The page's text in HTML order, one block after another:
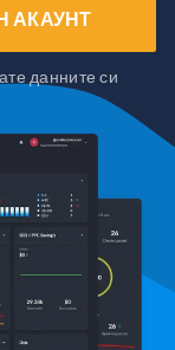
АКАУНТ
данните си